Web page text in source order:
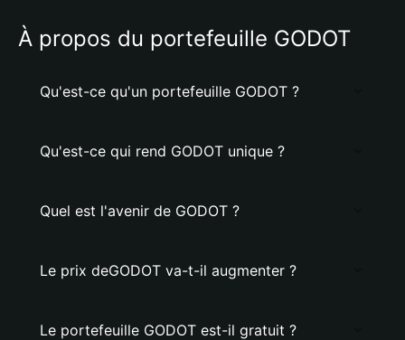
À propos du portefeuille GODOT
Qu'est-ce qu'un portefeuille GODOT ?
Qu'est-ce qui rend GODOT unique ?
Quel est l'avenir de GODOT ?
Le prix deGODOT va-t-il augmenter ?
Le portefeuille GODOT est-il gratuit ?